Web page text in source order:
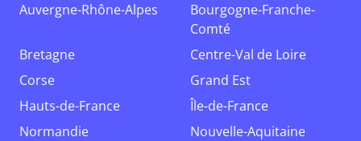
Auvergne-Rhône-Alpes
Bourgogne-Franche-
Comté
Bretagne
Centre-Val de Loire
Corse
Grand Est
Hauts-de-France
Île-de-France
Normandie
Nouvelle-Aquitaine